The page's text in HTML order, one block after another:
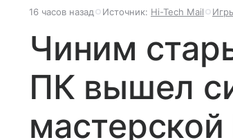
16 часов назад Источник: Hi-Tech Mail
Чиним
ПК вышел